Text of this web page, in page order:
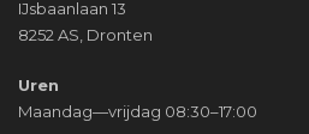
IJsbaanlaan 13
8252 AS, Dronten
Uren
Maandag—vrijdag 08:30–17:00